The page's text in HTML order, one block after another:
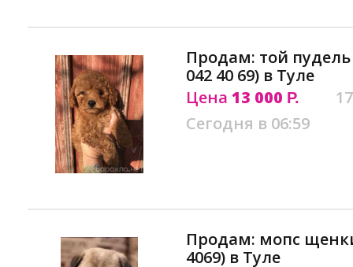
Продам: той
042 40 69) в Туле
Цена 13 000 Р.
Сегодня в 06:59
Продам: мопс
4069) в Туле